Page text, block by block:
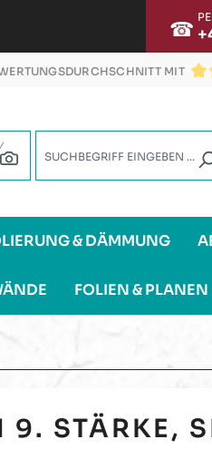
☎
MIT
& DÄMMUNG
FOLIEN & PLANEN
STÄRKE,